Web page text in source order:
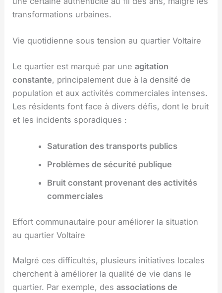
transformations urbaines.
Vie quotidienne sous tension au quartier Voltaire
Le quartier est marqué par uneagitation
constante, principalement due à la densité de
population et aux activités commerciales intenses.
Les résidents font face à divers défis, dont le bruit
et les incidents sporadiques :
Saturation des transports publics
Problèmes de sécurité publique
Bruit constant provenant des activités
commerciales
Effort communautaire pour améliorer la situation
au quartier Voltaire
Malgré ces difficultés, plusieurs initiatives locales
cherchent à améliorer la qualité de vie dans le
quartier. Par exemple, desassociations de